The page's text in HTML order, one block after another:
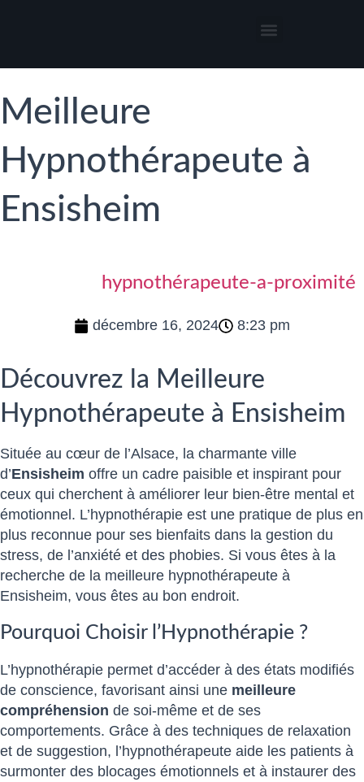
Meilleure
Hypnothérapeute à
Ensisheim
hypnothérapeute-a-proximité
décembre 16, 2024 8:23 pm
Découvrez la Meilleure
Hypnothérapeute à Ensisheim
Située au cœur de l’Alsace, la charmante ville
d’Ensisheim offre un cadre paisible et inspirant pour
ceux qui cherchent à améliorer leur bien-être mental et
émotionnel. L’hypnothérapie est une pratique de plus en
plus reconnue pour ses bienfaits dans la gestion du
stress, de l’anxiété et des phobies. Si vous êtes à la
recherche de la meilleure hypnothérapeute à
Ensisheim, vous êtes au bon endroit.
Pourquoi Choisir l’Hypnothérapie ?
L’hypnothérapie permet d’accéder à des états modifiés
de conscience, favorisant ainsi une meilleure
compréhension de soi-même et de ses
comportements. Grâce à des techniques de relaxation
et de suggestion, l’hypnothérapeute aide les patients à
surmonter des blocages émotionnels et à instaurer des